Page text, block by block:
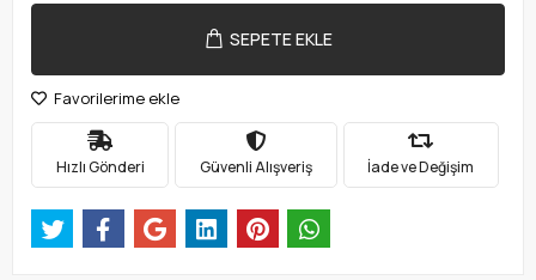
SEPETE EKLE
Favorilerime ekle
Hızlı Gönderi Güvenli Alışveriş İade ve Değişim